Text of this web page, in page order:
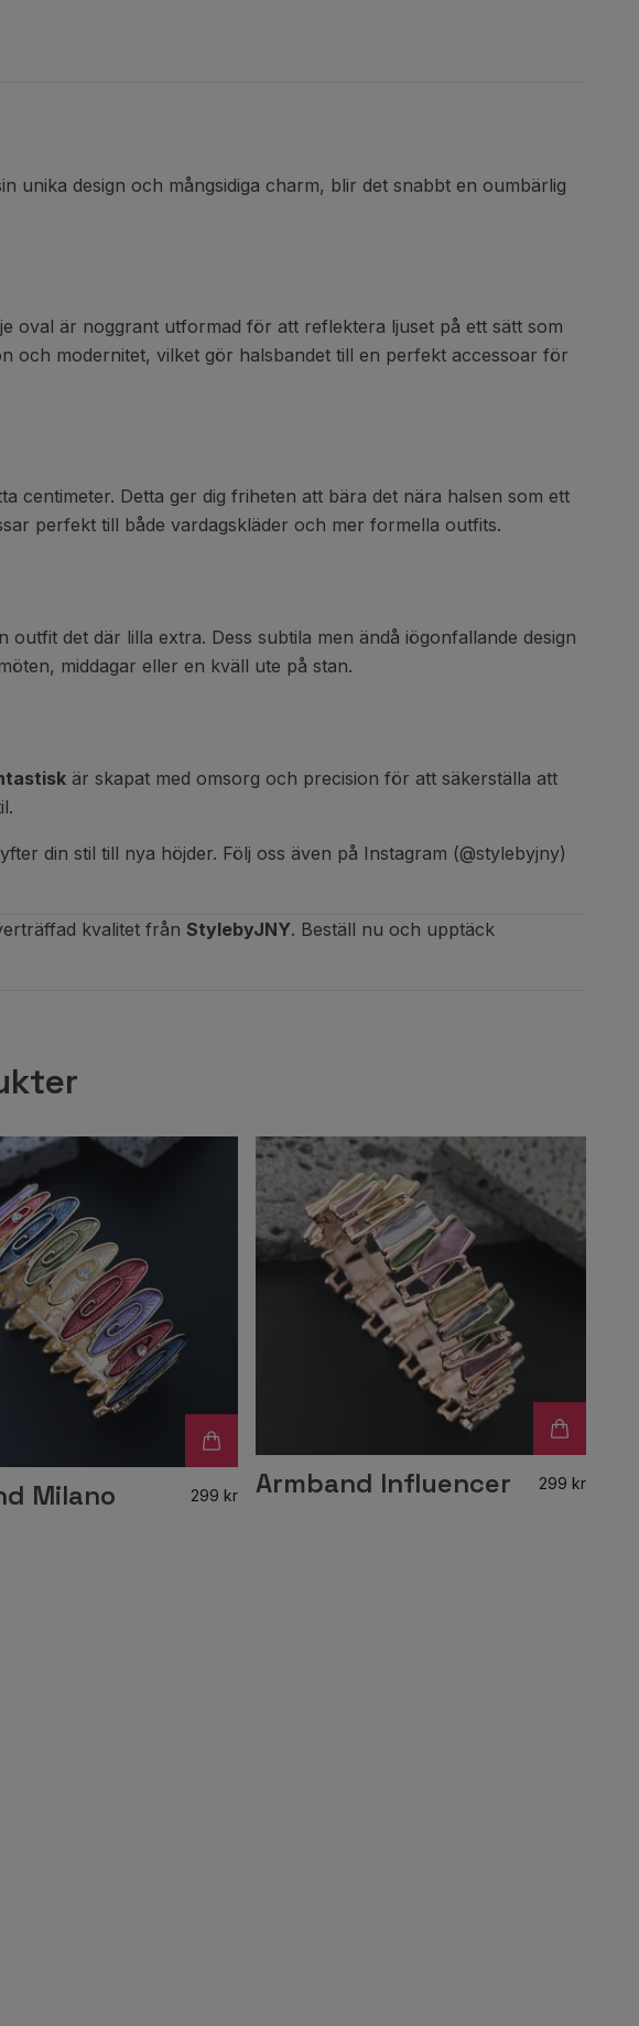
unika design och mångsidiga charm, blir det snabbt en oumbärlig
oval är noggrant utformad för att reflektera ljuset på ett sätt som
och modernitet, vilket gör halsbandet till en perfekt accessoar för
centimeter. Detta ger dig friheten att bära det nära halsen som ett
perfekt till både vardagskläder och mer formella outfits.
outfit det där lilla extra. Dess subtila men ändå iögonfallande design
middagar eller en kväll ute på stan.
är skapat med omsorg och precision för att säkerställa att
din stil till nya höjder. Följ oss även på Instagram (@stylebyjny)
kvalitet från StylebyJNY. Beställ nu och upptäck
Milano 299 kr Armband Influencer 299 kr